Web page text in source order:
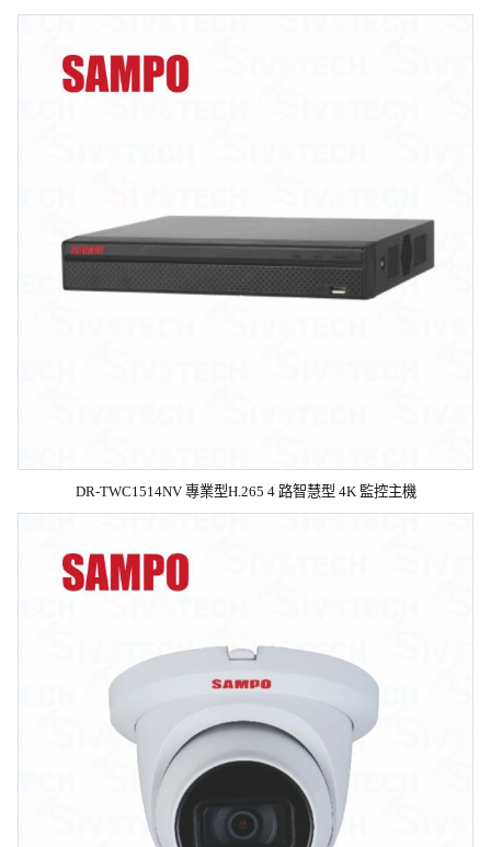
DR-TWC1514NV 專業型H.265 4 路智慧型 4K 監控主機